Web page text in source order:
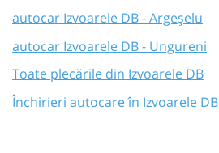
autocar Izvoarele DB - Argeșelu
autocar Izvoarele DB - Ungureni
Toate plecările din Izvoarele DB
Închirieri autocare în Izvoarele DB